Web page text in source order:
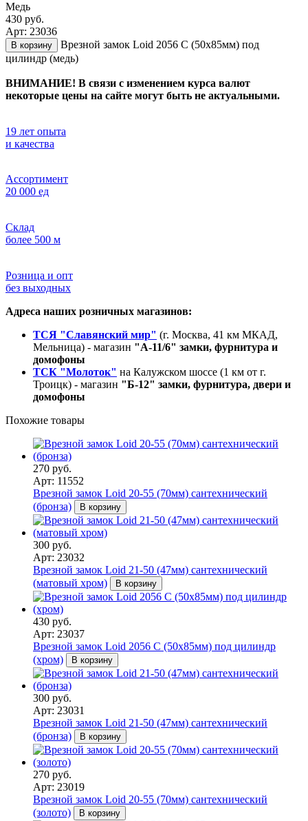
Медь
430 руб.
Арт: 23036
В корзину
Врезной замок Loid 2056 С (50х85мм) под
цилиндр (медь)
ВНИМАНИЕ! В связи с изменением курса валют
некоторые цены на сайте могут быть не актуальными.
19 лет опыта
и качества
Ассортимент
20 000 ед
Склад
более 500 м
Розница и опт
без выходных
Адреса наших розничных магазинов:
ТСЯ "Славянский мир" (г. Москва, 41 км МКАД,
Мельница) - магазин "А-11/6" замки, фурнитура и
домофоны
ТСК "Молоток" на Калужском шоссе (1 км от г.
Троицк) - магазин "Б-12" замки, фурнитура, двери и
домофоны
Похожие товары
270 руб.
Арт: 11552
Врезной замок Loid 20-55 (70мм) сантехнический
(бронза)
В корзину
300 руб.
Арт: 23032
Врезной замок Loid 21-50 (47мм) сантехнический
(матовый хром)
В корзину
430 руб.
Арт: 23037
Врезной замок Loid 2056 С (50х85мм) под цилиндр
(хром)
В корзину
300 руб.
Арт: 23031
Врезной замок Loid 21-50 (47мм) сантехнический
(бронза)
В корзину
270 руб.
Арт: 23019
Врезной замок Loid 20-55 (70мм) сантехнический
(золото)
В корзину